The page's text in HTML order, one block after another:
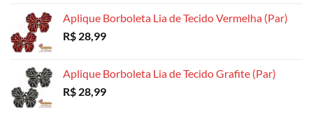
Aplique Borboleta Lia de Tecido Vermelha (Par)
R$ 28,99
Aplique Borboleta Lia de Tecido Grafite (Par)
R$ 28,99